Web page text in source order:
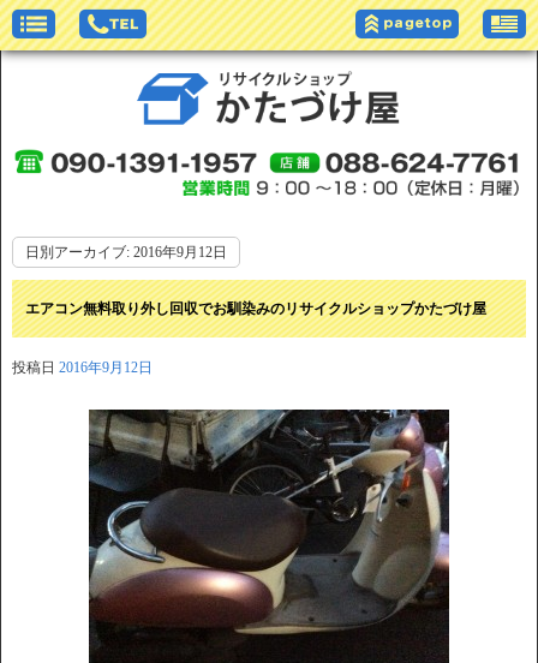
日別アーカイブ: 2016年9月12日
エアコン無料取り外し回収でお馴染みのリサイクルショップかたづけ屋
投稿日 2016年9月12日